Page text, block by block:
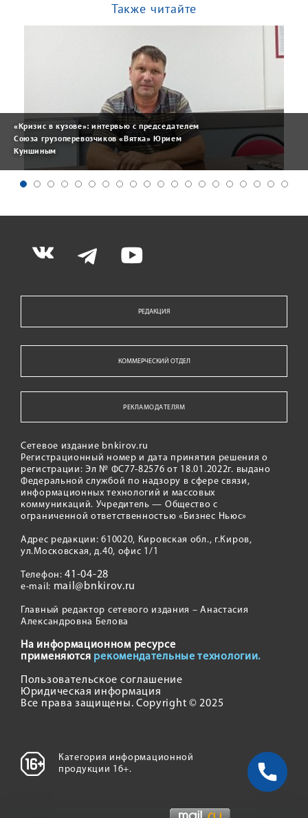
Также читайте
«Кризис в кузове»: интервью с председателем
Союза грузоперевозчиков «Вятка» Юрием
Куншиным
РЕДАКЦИЯ
КОММЕРЧЕСКИЙ ОТДЕЛ
РЕКЛАМОДАТЕЛЯМ
Сетевое издание bnkirov.ru
Регистрационный номер и дата принятия решения о
регистрации: Эл № ФС77-82576 от 18.01.2022г. выдано
Федеральной службой по надзору в сфере связи,
информационных технологий и массовых
коммуникаций. Учредитель — Общество с
ограниченной ответственностью «Бизнес Ньюс»
Адрес редакции: 610020, Кировская обл., г.Киров,
ул.Московская, д.40, офис 1/1
Телефон:41-04-28
e-mail: mail@bnkirov.ru
Главный редактор сетевого издания – Анастасия
Александровна Белова
На информационном ресурсе
применяются рекомендательные технологии.
Пользовательское соглашение
Юридическая информация
Все права защищены. Copyright © 2025
Категория информационной
продукции 16+.